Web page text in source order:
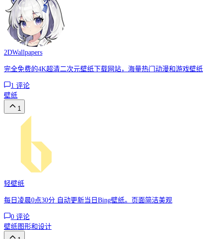
2DWallpapers
完全免费的4K超清二次元壁纸下载网站，海量热门动漫和游戏壁纸
1 评论
壁纸
1
轻壁纸
​每日凌晨0点30分 自动更新当日Bing壁纸。页面简洁美观
0 评论
壁纸图形和设计